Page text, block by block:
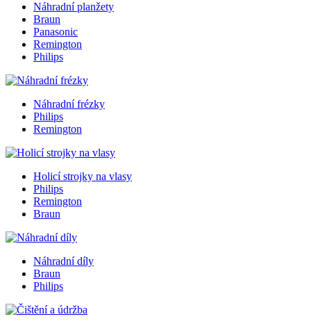
Náhradní planžety
Braun
Panasonic
Remington
Philips
Náhradní frézky
Philips
Remington
Holicí strojky na vlasy
Philips
Remington
Braun
Náhradní díly
Braun
Philips